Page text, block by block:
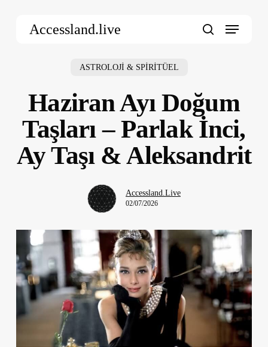
Accessland.live Menu
ASTROLOJİ & SPİRİTÜEL
Haziran Ayı Doğum
Taşları – Parlak İnci,
Ay Taşı & Aleksandrit
Accessland.Live
02/07/2026